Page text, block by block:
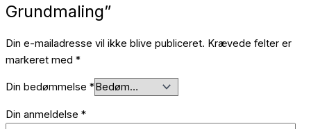
Grundmaling”
Din e-mailadresse vil ikke blive publiceret. Krævede felter er
markeret med *
Din bedømmelse *
Din anmeldelse *